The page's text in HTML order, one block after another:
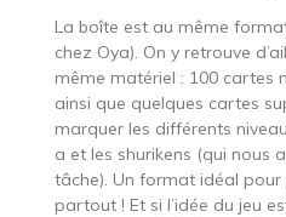
La boîte est au même
chez Oya). On y retrouve
même matériel : 100 cartes
ainsi que quelques cartes
marquer les différents
a et les shurikens (qui nous
tâche). Un format idéal
partout ! Et si l’idée du jeu